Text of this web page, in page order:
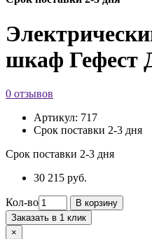
шкаф Гефест
0 отзывов
Артикул: 717
Срок поставки 2-3 дня
Срок поставки 2-3 дня
30 215 руб.
Кол-во
В корзину
Заказать в 1 клик
×